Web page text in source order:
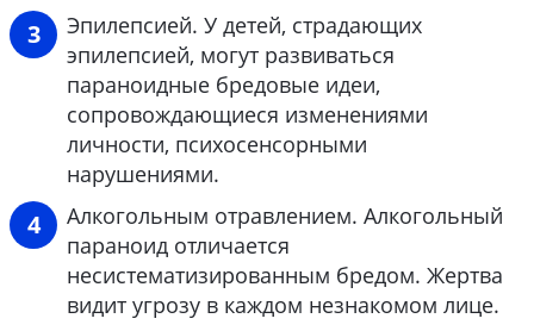
Эпилепсией. У детей, страдающих
эпилепсией, могут развиваться
параноидные бредовые идеи,
сопровождающиеся изменениями
личности, психосенсорными
нарушениями.
Алкогольным отравлением. Алкогольный
параноид отличается
несистематизированным бредом. Жертва
видит угрозу в каждом незнакомом лице.